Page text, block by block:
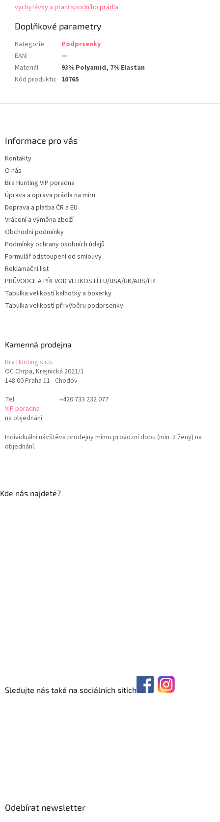
vychytávky a praní spodního prádla
Doplňkové parametry
Kategorie:
Podprsenky
EAN:
—
Materiál:
93% Polyamid, 7% Elastan
Kód produktu: 10765
Informace pro vás
Kontakty
O nás
Bra Hunting VIP poradna
Úprava a oprava prádla na míru
Doprava a platba ČR a EU
Vrácení a výměna zboží
Obchodní podmínky
Podmínky ochrany osobních údajů
Formulář odstoupení od smlouvy
Reklamační list
PRŮVODCE A PŘEVOD VELIKOSTÍ EU/USA/UK/AUS/FR
Tabulka velikostí kalhotky a boxerky
Tabulka velikostí při výběru podprsenky
Kamenná prodejna
Bra Hunting s.r.o.
OC Chrpa, Krejnická 2021/1
148 00 Praha 11 - Chodov
Tel:
+420 733 232 077
VIP poradna
na objednání
Individuální návštěva prodejny mimo provozní dobu (min. 2 ženy) na
objednání.
Kde nás najdete?
Sledujte nás také na sociálních sítích
Odebírat newsletter